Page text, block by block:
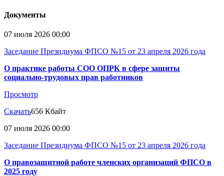
Документы
07 июля 2026 00:00
Заседание Президиума ФПСО №15 от 23 апреля 2026 года
О практике работы СОО ОПРК в сфере защиты
социально-трудовых прав работников
Просмотр
Скачать656 Кбайт
07 июля 2026 00:00
Заседание Президиума ФПСО №15 от 23 апреля 2026 года
О правозащитной работе членских организаций ФПСО в
2025 году